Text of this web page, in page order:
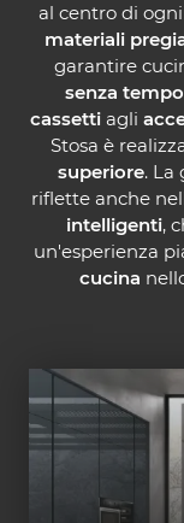
al centro di
materiali
garantire
senza tempo
cassettiagli
Stosa è
superiore. La
riflette anche
intelligenti,
un'esperienza
cucina